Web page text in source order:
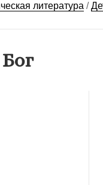
литература /